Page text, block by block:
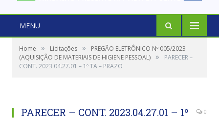
MENU
Home » Licitações »
PREGÃO ELETRÔNICO Nº 005/2023
(AQUISIÇÃO DE MATERIAIS DE HIGIENE PESSOAL) »
PARECER –
CONT. 2023.04.27.01 – 1º TA – PRAZO
PARECER – CONT. 2023.04.27.01 – 1º
0